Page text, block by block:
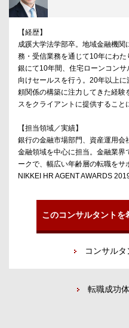
【経歴】
成蹊大学法学部卒。地域金融機
務・受信業務を通じて10年にわ
銀にて10年間、住宅ローンコン
向けセールスを行う。20年以上
頼関係の構築に注力してきた経験
スをクライアントに提供すること
【担当領域／実績】
銀行の金融市場部門、資産運用
金融領域を中心に担当。金融業界
ークで、幅広い年齢層の転職をサ
NIKKEI HR AGENT AWARDS
このコンサルタントを
コンサル
転職成功